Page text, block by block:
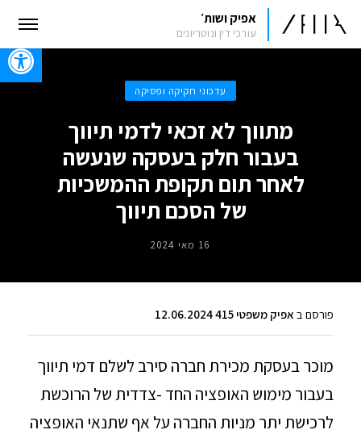
אפיק ושות׳
עורכי דין ונוטריונים
עדכוני חקיקה ופסיקה
מתווך לא זכאי לדמי תיווך
בעבור חלק בעסקה שנעשה
לאחר תום תקופת ההמשכיות
של הסכם תיווך
16 מאי 2024
פורסם ב אפיק משפטי 415 12.06.2024
מוכר בעסקת מכירת חברה סירב לשלם דמי תיווך
בעבור מימוש האופציה החד -צדדית של הרוכשת
לרכישת יתר מניות החברה על אף שתנאי האופציה